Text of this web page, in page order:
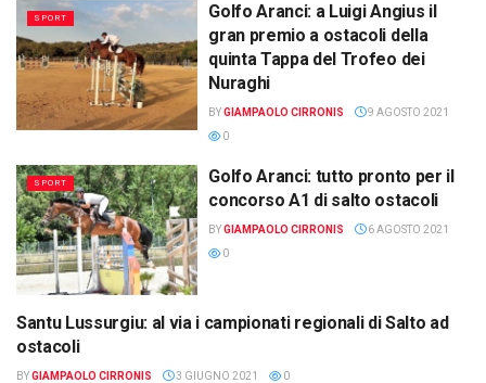
SPORT
Golfo Aranci: a Luigi Angius il
gran premio a ostacoli della
quinta Tappa del Trofeo dei
Nuraghi
BYGIAMPAOLO CIRRONIS
9 AGOSTO 2021
0
SPORT
Golfo Aranci: tutto pronto per il
concorso A1 di salto ostacoli
BYGIAMPAOLO CIRRONIS
6 AGOSTO 2021
0
SPORT
Santu Lussurgiu: al via i campionati regionali di Salto ad
ostacoli
BYGIAMPAOLO CIRRONIS 3 GIUGNO 2021 0